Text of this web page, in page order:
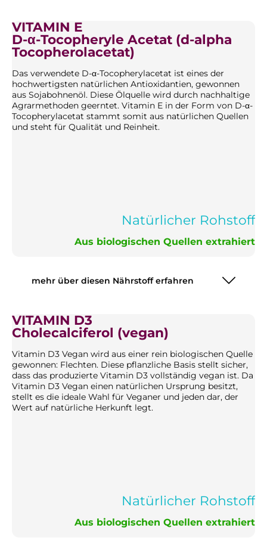
VITAMIN E
D-α-Tocopheryle Acetat (d-alpha
Tocopherolacetat)
Das verwendete D-α-Tocopherylacetat ist eines der
hochwertigsten natürlichen Antioxidantien, gewonnen
aus Sojabohnenöl. Diese Ölquelle wird durch nachhaltige
Agrarmethoden geerntet. Vitamin E in der Form von D-α-
Tocopherylacetat stammt somit aus natürlichen Quellen
und steht für Qualität und Reinheit.
Natürlicher Rohstoff
Aus biologischen Quellen extrahiert
mehr über diesen Nährstoff erfahren
VITAMIN D3
Cholecalciferol (vegan)
Vitamin D3 Vegan wird aus einer rein biologischen Quelle
gewonnen: Flechten. Diese pflanzliche Basis stellt sicher,
dass das produzierte Vitamin D3 vollständig vegan ist. Da
Vitamin D3 Vegan einen natürlichen Ursprung besitzt,
stellt es die ideale Wahl für Veganer und jeden dar, der
Wert auf natürliche Herkunft legt.
Natürlicher Rohstoff
Aus biologischen Quellen extrahiert